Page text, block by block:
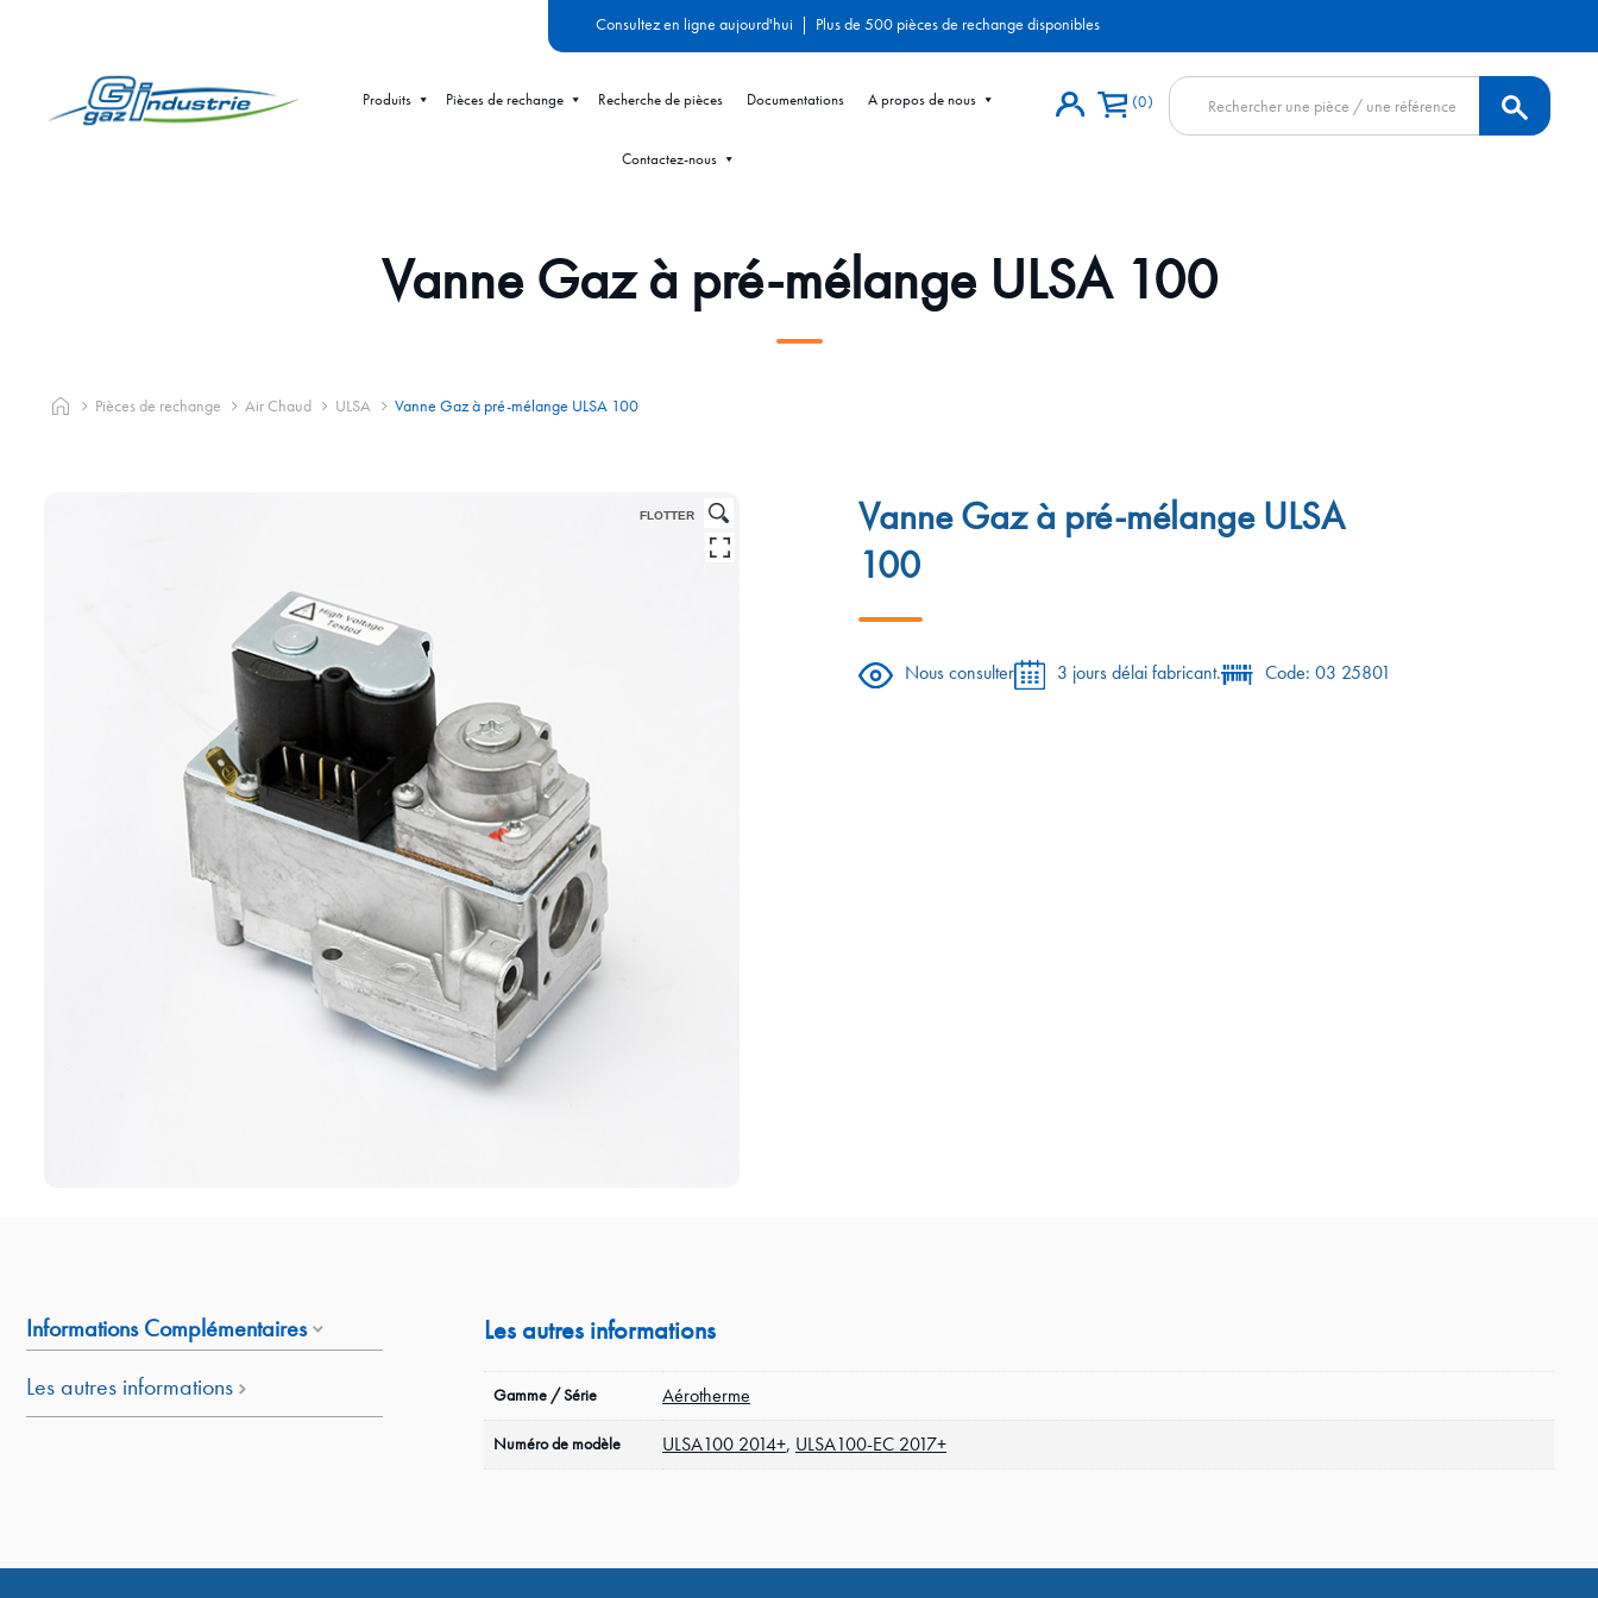
Consultez en ligne aujourd'hui | Plus de 500 pièces de rechange disponibles
Produits Pièces de rechange Recherche de pièces Documentations A propos de nous
Contactez-nous
0 Recherche
de
produits
Vanne Gaz à pré-mélange ULSA 100
Pièces de rechange Air Chaud ULSA Vanne Gaz à pré-mélange ULSA 100
FLOTTER
Vanne Gaz à pré-mélange ULSA
100
Nous consulter 3 jours délai fabricant. Code: 03 25801
Informations Complémentaires
Les autres informations
Les autres informations
Gamme / Série Aérotherme
Numéro de modèle ULSA100 2014+, ULSA100-EC 2017+